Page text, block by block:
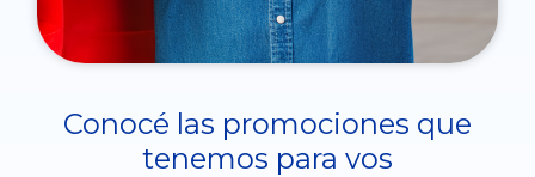
Conocé las promociones que
tenemos para vos